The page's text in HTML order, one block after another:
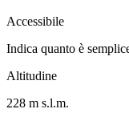
Accessibile
Indica quanto è
Altitudine
228 m s.l.m.